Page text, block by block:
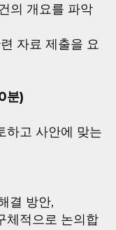
의 개요를 파악
자료 제출을 요
분)
하고 사안에 맞는
결 방안,
체적으로 논의합